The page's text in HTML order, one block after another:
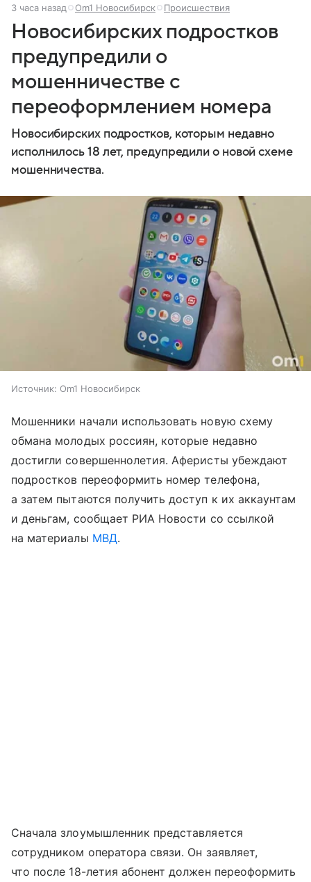
3 часа назад Om1 Новосибирск Происшествия
Новосибирских подростков
предупредили о
мошенничестве с
переоформлением номера
Новосибирских подростков, которым недавно
исполнилось 18 лет, предупредили о новой схеме
мошенничества.
Источник: Om1 Новосибирск
Мошенники начали использовать новую схему
обмана молодых россиян, которые недавно
достигли совершеннолетия. Аферисты убеждают
подростков переоформить номер телефона,
а затем пытаются получить доступ к их аккаунтам
и деньгам, сообщает РИА Новости со ссылкой
на материалы МВД.
Сначала злоумышленник представляется
сотрудником оператора связи. Он заявляет,
что после 18-летия абонент должен переоформить